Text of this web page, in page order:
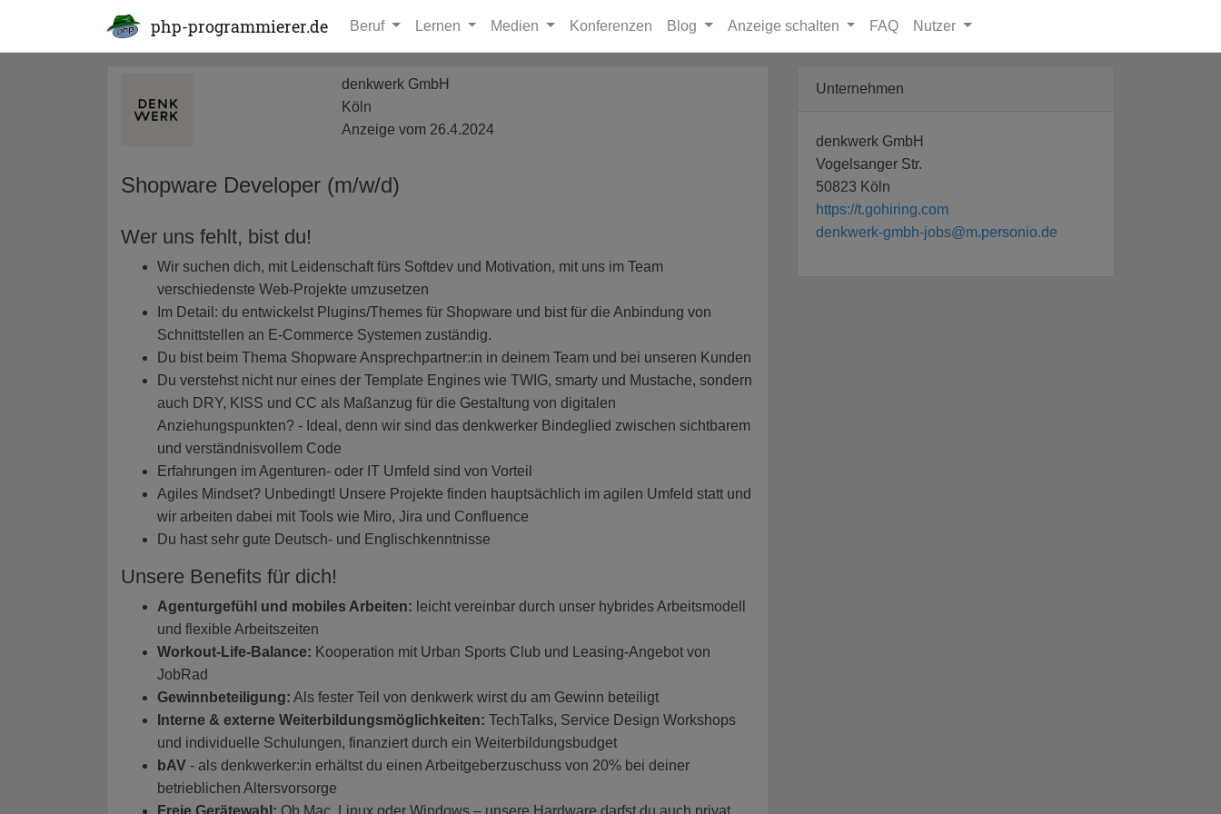
php-programmierer.de Beruf Lernen Medien Konferenzen Blog Anzeige schalten FAQ Nutzer
denkwerk GmbH
Köln
Anzeige vom 26.4.2024
Shopware Developer (m/w/d)
Wer uns fehlt, bist du!
Wir suchen dich, mit Leidenschaft fürs Softdev und Motivation, mit uns im Team
verschiedenste Web-Projekte umzusetzen
Im Detail: du entwickelst Plugins/Themes für Shopware und bist für die Anbindung von
Schnittstellen an E-Commerce Systemen zuständig.
Du bist beim Thema Shopware Ansprechpartner:in in deinem Team und bei unseren Kunden
Du verstehst nicht nur eines der Template Engines wie TWIG, smarty und Mustache, sondern
auch DRY, KISS und CC als Maßanzug für die Gestaltung von digitalen
Anziehungspunkten? - Ideal, denn wir sind das denkwerker Bindeglied zwischen sichtbarem
und verständnisvollem Code
Erfahrungen im Agenturen- oder IT Umfeld sind von Vorteil
Agiles Mindset? Unbedingt! Unsere Projekte finden hauptsächlich im agilen Umfeld statt und
wir arbeiten dabei mit Tools wie Miro, Jira und Confluence
Du hast sehr gute Deutsch- und Englischkenntnisse
Unsere Benefits für dich!
Agenturgefühl und mobiles Arbeiten: leicht vereinbar durch unser hybrides Arbeitsmodell
und flexible Arbeitszeiten
Workout-Life-Balance: Kooperation mit Urban Sports Club und Leasing-Angebot von
JobRad
Gewinnbeteiligung: Als fester Teil von denkwerk wirst du am Gewinn beteiligt
Interne & externe Weiterbildungsmöglichkeiten: TechTalks, Service Design Workshops
und individuelle Schulungen, finanziert durch ein Weiterbildungsbudget
bAV - als denkwerker:in erhältst du einen Arbeitgeberzuschuss von 20% bei deiner
betrieblichen Altersvorsorge
Freie Gerätewahl: Ob Mac, Linux oder Windows – unsere Hardware darfst du auch privat
Unternehmen
denkwerk GmbH
Vogelsanger Str.
50823 Köln
https://t.gohiring.com
denkwerk-gmbh-jobs@m.personio.de